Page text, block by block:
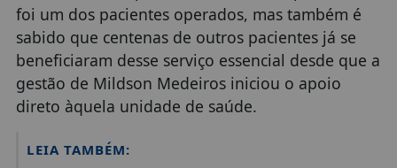
foi um dos pacientes operados, mas também é
sabido que centenas de outros pacientes já se
beneficiaram desse serviço essencial desde que a
gestão de Mildson Medeiros iniciou o apoio
direto àquela unidade de saúde.
LEIA TAMBÉM: